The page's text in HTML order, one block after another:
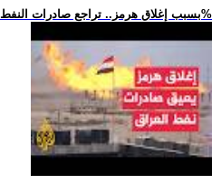
.. بسبب إغلاق هرمز.. تراجع صادرات النفط العراقية بنحو 75%